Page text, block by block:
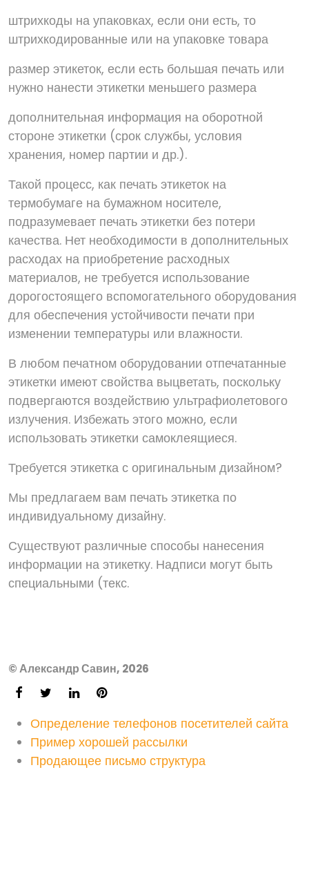
штрихкоды на упаковках, если они есть, то
штрихкодированные или на упаковке товара
размер этикеток, если есть большая печать или
нужно нанести этикетки меньшего размера
дополнительная информация на оборотной
стороне этикетки (срок службы, условия
хранения, номер партии и др.).
Такой процесс, как печать этикеток на
термобумаге на бумажном носителе,
подразумевает печать этикетки без потери
качества. Нет необходимости в дополнительных
расходах на приобретение расходных
материалов, не требуется использование
дорогостоящего вспомогательного оборудования
для обеспечения устойчивости печати при
изменении температуры или влажности.
В любом печатном оборудовании отпечатанные
этикетки имеют свойства выцветать, поскольку
подвергаются воздействию ультрафиолетового
излучения. Избежать этого можно, если
использовать этикетки самоклеящиеся.
Требуется этикетка с оригинальным дизайном?
Мы предлагаем вам печать этикетка по
индивидуальному дизайну.
Существуют различные способы нанесения
информации на этикетку. Надписи могут быть
специальными (текс.
© Александр Савин, 2026
Определение телефонов посетителей сайта
Пример хорошей рассылки
Продающее письмо структура